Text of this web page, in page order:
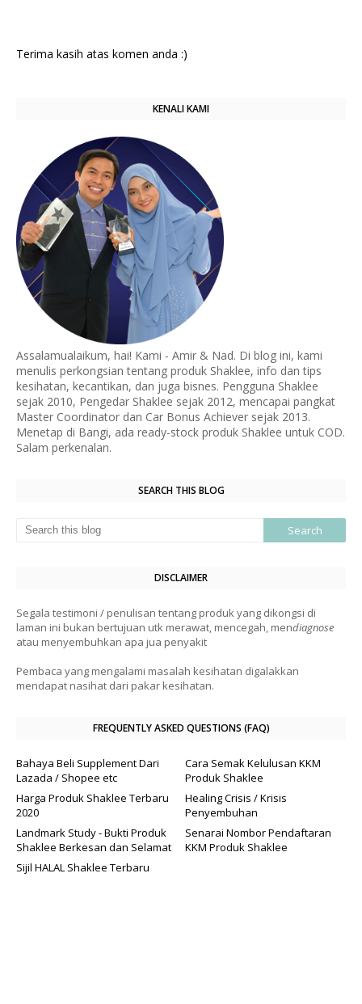
Terima kasih atas komen anda :)
KENALI KAMI
Assalamualaikum, hai! Kami - Amir & Nad. Di blog ini, kami
menulis perkongsian tentang produk Shaklee, info dan tips
kesihatan, kecantikan, dan juga bisnes. Pengguna Shaklee
sejak 2010, Pengedar Shaklee sejak 2012, mencapai pangkat
Master Coordinator dan Car Bonus Achiever sejak 2013.
Menetap di Bangi, ada ready-stock produk Shaklee untuk COD.
Salam perkenalan.
SEARCH THIS BLOG
DISCLAIMER
Segala testimoni / penulisan tentang produk yang dikongsi di
laman ini bukan bertujuan utk merawat, mencegah, mendiagnose
atau menyembuhkan apa jua penyakit
Pembaca yang mengalami masalah kesihatan digalakkan
mendapat nasihat dari pakar kesihatan.
FREQUENTLY ASKED QUESTIONS (FAQ)
Bahaya Beli Supplement Dari
Lazada / Shopee etc
Cara Semak Kelulusan KKM
Produk Shaklee
Harga Produk Shaklee Terbaru
2020
Healing Crisis / Krisis
Penyembuhan
Landmark Study - Bukti Produk
Shaklee Berkesan dan Selamat
Senarai Nombor Pendaftaran
KKM Produk Shaklee
Sijil HALAL Shaklee Terbaru